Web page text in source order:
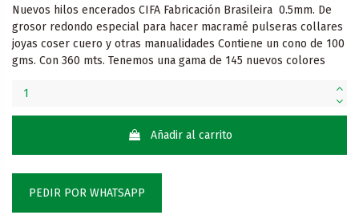
Nuevos hilos encerados CIFA Fabricación Brasileira 0.5mm. De
grosor redondo especial para hacer macramé pulseras collares
joyas coser cuero y otras manualidades Contiene un cono de 100
gms. Con 360 mts. Tenemos una gama de 145 nuevos colores
Añadir al carrito
PEDIR POR WHATSAPP